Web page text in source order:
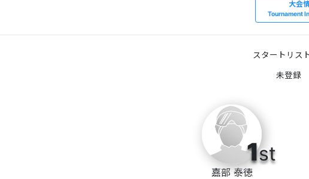
大会
Tournament
スタートリス
1st
嘉部 泰徳